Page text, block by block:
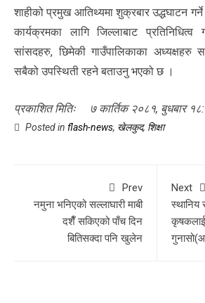
शाहीको प्रमुख आतिथ्यमा शुक्रबार उद्धघाटन
कार्यक्रमका लागि जिल्लाबाट
सांसदहरु, छिमेकी गाउँपालिकाका अध्यक्षहरु
सबैको उपस्थिती रहने बताउनु भएको छ ।
प्रकाशित मितिः ७ कार्तिक २०८१, बुधबार
Posted in flash-news, खेलकुद, शिक्षा
Prev
नमुना भनिएको सल्लाघारी माबी
दशैँ सकिएको पाँच दिन
बितिसक्दा पनि खुलेन
Next